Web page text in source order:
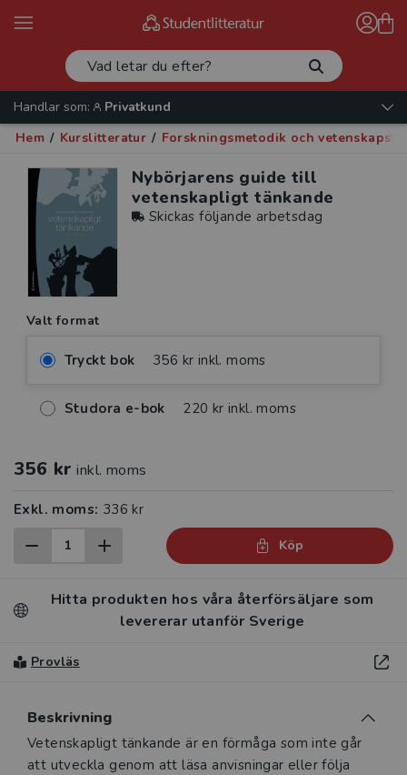
Handlar som:
Privatkund
Hem / Kurslitteratur / Forskningsmetodik och
Nybörjarens guide till
vetenskapligt tänkande
Skickas följande arbetsdag
Valt format
Tryckt bok 356 kr inkl. moms
Studora e-bok 220 kr inkl. moms
356 kr inkl. moms
Exkl. moms: 336 kr
Köp
Hitta produkten hos våra återförsäljare som
levererar utanför Sverige
Provläs
Beskrivning
Beskrivning
Vetenskapligt tänkande är en förmåga som inte går
att utveckla genom att läsa anvisningar eller följa